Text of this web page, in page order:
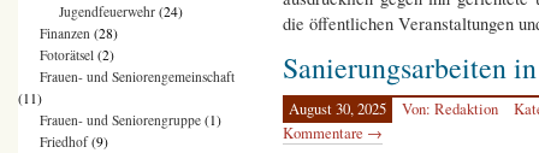
die öffentlichen Veranstaltungen
Sanierungsarbeiten
August 30, 2025 Von: Redaktion
Kommentare →
Jugendfeuerwehr (24)
Finanzen (28)
Fotorätsel (2)
Frauen- und Seniorengemeinschaft
(11)
Frauen- und Seniorengruppe (1)
Friedhof(9)